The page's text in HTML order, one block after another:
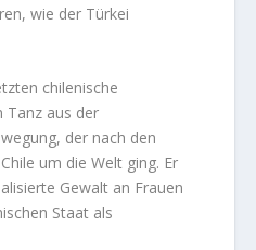
wie der Türkei
chilenische
Tanz aus der
der nach den
um die Welt ging. Er
Gewalt an Frauen
Staat als